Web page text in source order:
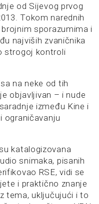
od Sijevog prvog
Tokom narednih
sporazumima i
najviših zvaničnika
strogoj kontroli
na neke od tih
objavljivan – i nude
između Kine i
ograničavanju
katalogizovana
snimaka, pisanih
RSE, vidi se
i praktično znanje
tema, uključujući i to